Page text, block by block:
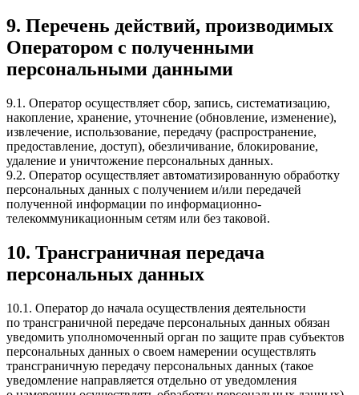
9. Перечень действий, производимых
Оператором с полученными
персональными данными
9.1. Оператор осуществляет сбор, запись, систематизацию,
накопление, хранение, уточнение (обновление, изменение),
извлечение, использование, передачу (распространение,
предоставление, доступ), обезличивание, блокирование,
удаление и уничтожение персональных данных.
9.2. Оператор осуществляет автоматизированную обработку
персональных данных с получением и/или передачей
полученной информации по информационно-
телекоммуникационным сетям или без таковой.
10. Трансграничная передача
персональных данных
10.1. Оператор до начала осуществления деятельности
по трансграничной передаче персональных данных обязан
уведомить уполномоченный орган по защите прав субъектов
персональных данных о своем намерении осуществлять
трансграничную передачу персональных данных (такое
уведомление направляется отдельно от уведомления